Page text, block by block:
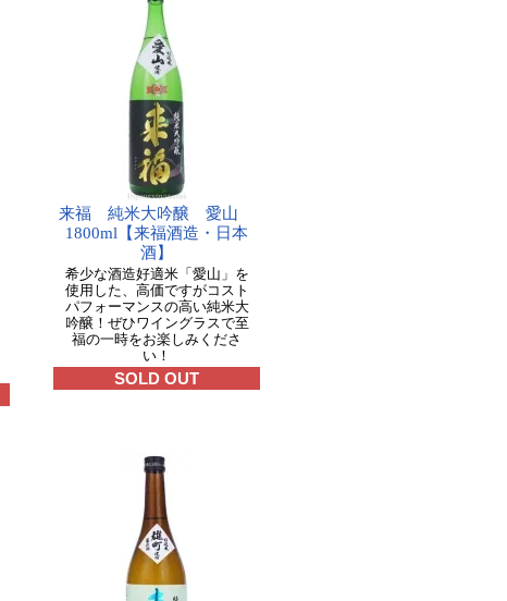
来福 純米大吟醸 愛山
1800ml【来福酒造・日本
酒】
希少な酒造好適米「愛山」を
使用した、高価ですがコスト
パフォーマンスの高い純米大
吟醸！ぜひワイングラスで至
福の一時をお楽しみくださ
い！
SOLD OUT